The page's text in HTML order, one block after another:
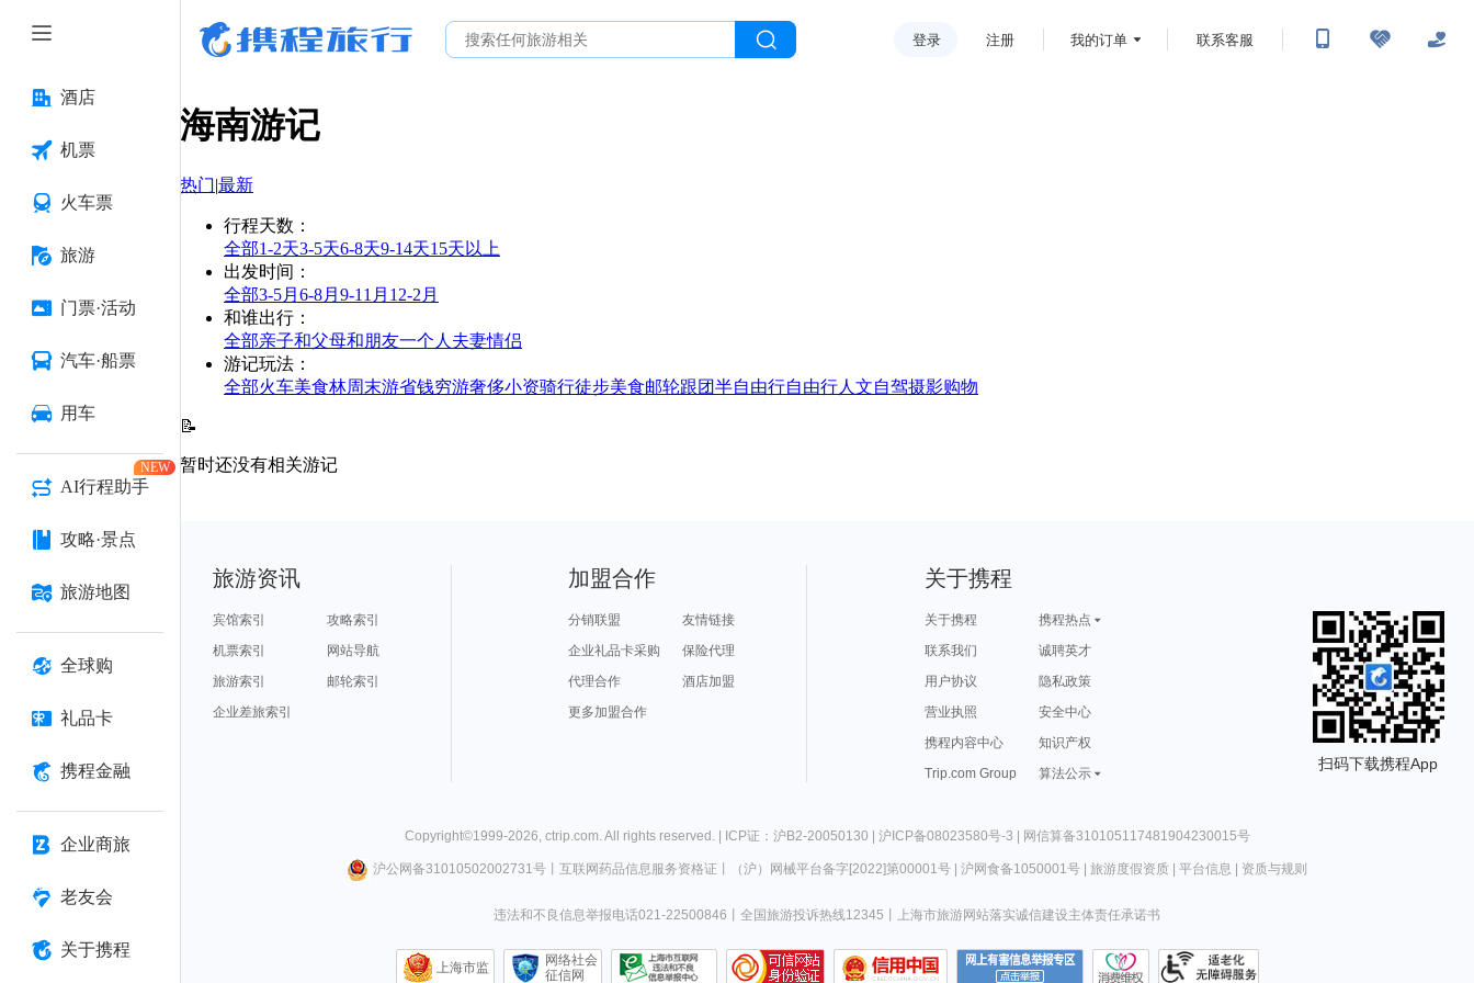
酒店
机票
火车票
旅游
门票·活动
汽车·船票
用车
AI行程助手
NEW
攻略·景点
旅游地图
全球购
礼品卡
携程金融
企业商旅
老友会
关于携程
登录 注册 我的订单 联系客服
海南游记
热门|最新
行程天数 ：
全部1-2天3-5天6-8天9-14天15天以上
出发时间 ：
全部3-5月 6-8月 9-11月 12-2月
和谁出行 ：
全部亲子和父母和朋友一个人 夫妻情侣
游记玩法 ：
全部火车美食林周末游省钱穷游奢侈小资骑行徒步美食邮轮跟团半自由行自由行人文自驾摄影购物
📝
暂时还没有相关游记
旅游资讯
宾馆索引
攻略索引
机票索引
网站导航
旅游索引
邮轮索引
企业差旅索引
加盟合作
分销联盟
友情链接
企业礼品卡采购
保险代理
代理合作
酒店加盟
更多加盟合作
关于携程
关于携程
携程热点
联系我们
诚聘英才
用户协议
隐私政策
营业执照
安全中心
携程内容中心
知识产权
Trip.com Group
算法公示
扫码下载携程App
Copyright©1999-2026, ctrip.com. All rights reserved. | ICP证：沪B2-20050130 | 沪ICP备08023580号-3 | 网信算备310105117481904230015号
沪公网备31010502002731号丨 互联网药品信息服务资格证 （沪）网械平台备字[2022]第00001号| 沪网食备1050001号| 旅游度假资质| 平台信息 资质与规则
违法和不良信息举报电话021-22500846 全国旅游投诉热线12345 上海市旅游网站落实诚信建设主体责任承诺书
上海市监
网络社会
征信网